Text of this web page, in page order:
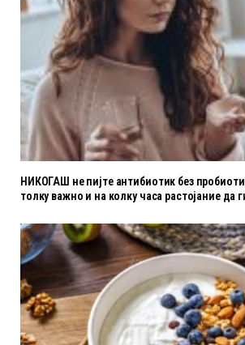
НИКОГАШ не пијте антибиотик без
толку важно и на колку часа растојание да